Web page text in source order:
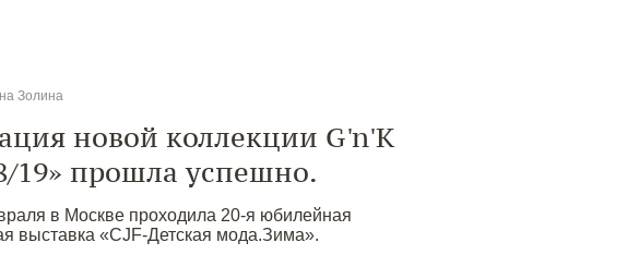
Золина
новой коллекции G'n'K
19» прошла успешно.
в Москве проходила 20-я юбилейная
выставка «CJF-Детская мода.Зима».